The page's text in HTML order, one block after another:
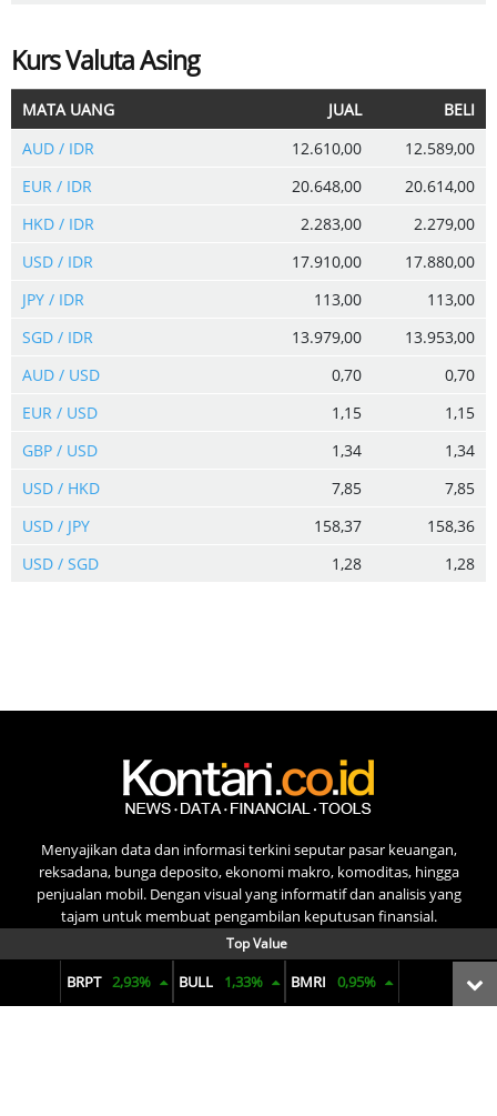
Kurs Valuta Asing
MATA UANG JUAL
BELI
AUD / IDR
12.610,00
12.589,00
EUR / IDR
20.648,00
20.614,00
HKD / IDR
2.283,00
2.279,00
USD / IDR
17.910,00
17.880,00
JPY / IDR
113,00
113,00
SGD / IDR
13.979,00
13.953,00
AUD / USD
0,70
0,70
EUR / USD
1,15
1,15
GBP / USD
1,34
1,34
USD / HKD
7,85
7,85
USD / JPY
158,37
158,36
USD / SGD
1,28 1,28
Top Value
BRPT 2,93% BULL 1,33% BMRI 0,95%
Menyajikan data dan informasi terkini seputar pasar keuangan,
reksadana, bunga deposito, ekonomi makro, komoditas, hingga
penjualan mobil. Dengan visual yang informatif dan analisis yang
tajam untuk membuat pengambilan keputusan finansial.